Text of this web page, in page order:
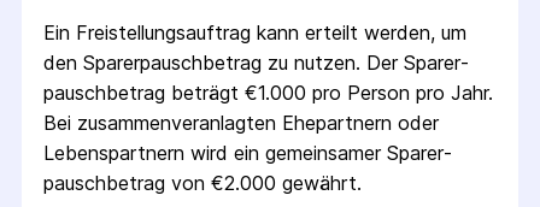
Ein Freistellungs­auftrag kann erteilt werden, um
den Sparer­pausch­betrag zu nutzen. Der Sparer­
pausch­betrag beträgt €1.000 pro Person pro Jahr.
Bei zusammenveranlagten Ehepartnern oder
Lebenspartnern wird ein gemeinsamer Sparer­
pausch­betrag von €2.000 gewährt.